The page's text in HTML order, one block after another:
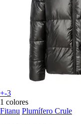
+-3
1 colores
Fitanu Plumífero Crule